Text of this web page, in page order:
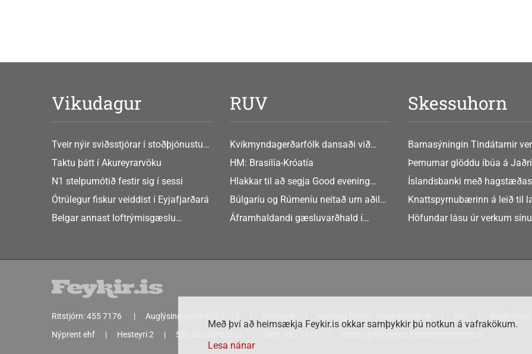
Vikudagur
Tveir nýir sviðsstjórar í stoðþjónustu
og stjórnsýslu háskólans
Taktu þátt í Akureyrarvöku
N1 stelpumótið festir sig í sessi
Ótrúlegur fiskur veiddist í Eyjafjarðará
Belgar annast loftrýmisgæslu
RUV
Kvikmyndagerðarfólk dansaði við
GusGus
HM: Brasilía-Króatía
Hlakkar til að segja Good evening
Europe
Búlgaríu og Rúmeníu neitað um aðild
að Schengen
Áframhaldandi gæsluvarðhald í
Skessuhorn
Barnasýningin Tindátarnir
Bókasafni Akraness í dag ?
eftir Soffíu Björg
Þernurnar glöddu íbúa á Jaðri
Íslandsbanki með
tilboðið
Knattspyrnubærinn á leið til
Höfundar lásu úr verkum
Ritstjórn:455 7176 Auglýsingasími:
Nýprent ehf
Hesteyri 2 550 Sauðárkrókur
Með því að heimsækja Feykir.is okkar samþykkir þú notkun á vafrakökum.
Lesa nánar